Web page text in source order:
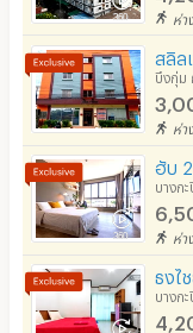
ห่า
สลิล
บึงกุ่ม
ห่า
ฮับ
บางก
ห่า
ธงไ
บางก